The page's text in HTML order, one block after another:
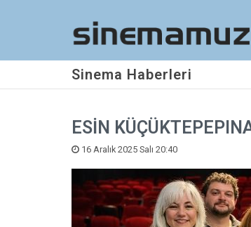
Sinema Haberleri
ESİN
16 Aralık 2025 Salı 20:40